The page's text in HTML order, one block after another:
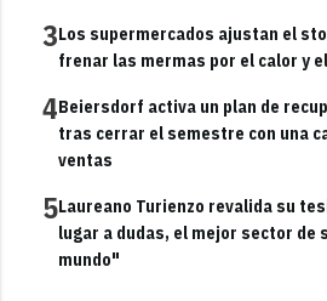
3Los supermercados ajustan el
frenar las mermas por el calor y
4Beiersdorf activa un plan de
tras cerrar el semestre con una
ventas
5Laureano Turienzo revalida su
lugar a dudas, el mejor sector de
mundo"